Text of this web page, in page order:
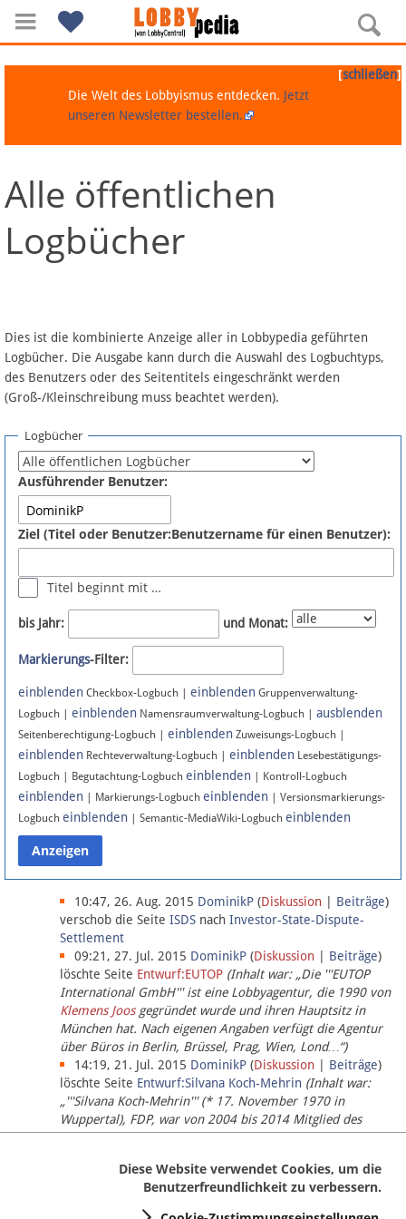
Navigation
Über Lobbypedia
Artikel nach Kategorien
FAQ
Fördermitglied werden
Fehler melden
Newsletter
Bluesky
Facebook
Instagram
Anmelden
Datenschutz
Über Lobbypedia
Impressum
[schließen]
Die Welt des Lobbyismus entdecken. Jetzt
unseren Newsletter bestellen.
Alle öffentlichen
Logbücher
Dies ist die kombinierte Anzeige aller in Lobbypedia geführten
Logbücher. Die Ausgabe kann durch die Auswahl des Logbuchtyps,
des Benutzers oder des Seitentitels eingeschränkt werden
(Groß-/Kleinschreibung muss beachtet werden).
Logbücher
Ausführender Benutzer:
Ziel (Titel oder Benutzer:Benutzername für einen Benutzer):
Titel beginnt mit …
bis Jahr: und Monat:
Markierungs-Filter:
einblenden Checkbox-Logbuch | einblenden Gruppenverwaltung-
Logbuch | einblenden Namensraumverwaltung-Logbuch | ausblenden
Seitenberechtigung-Logbuch | einblenden Zuweisungs-Logbuch |
einblenden Rechteverwaltung-Logbuch | einblenden Lesebestätigungs-
Logbuch | Begutachtung-Logbuch einblenden | Kontroll-Logbuch
einblenden | Markierungs-Logbuch einblenden | Versionsmarkierungs-
Logbuch einblenden | Semantic-MediaWiki-Logbuch einblenden
10:47, 26. Aug. 2015 DominikP (Diskussion Beiträge)
verschob die Seite ISDS nach Investor-State-Dispute-
Settlement
09:21, 27. Jul. 2015 DominikP (Diskussion Beiträge)
löschte Seite Entwurf:EUTOP (Inhalt war: „Die '''EUTOP
International GmbH''' ist eine Lobbyagentur, die 1990 von
Klemens Joosgegründet wurde und ihren Hauptsitz in
München hat. Nach eigenen Angaben verfügt die Agentur
über Büros in Berlin, Brüssel, Prag, Wien, Lond…“)
14:19, 21. Jul. 2015 DominikP (Diskussion Beiträge)
löschte Seite Entwurf:Silvana Koch-Mehrin (Inhalt war:
„'''Silvana Koch-Mehrin''' (* 17. November 1970 in
Wuppertal), FDP, war von 2004 bis 2014 Mitglied des
Europäischen Parlaments, seit November 2014 ist sie für
Diese Website verwendet Cookies, um die
Benutzerfreundlichkeit zu verbessern.